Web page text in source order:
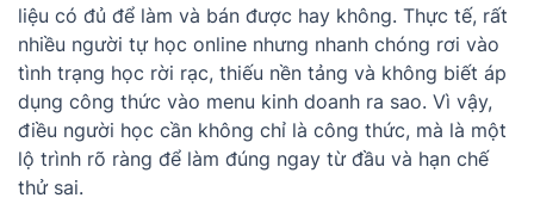
liệu có đủ để làm và bán được hay không. Thực tế, rất
nhiều người tự học online nhưng nhanh chóng rơi vào
tình trạng học rời rạc, thiếu nền tảng và không biết áp
dụng công thức vào menu kinh doanh ra sao. Vì vậy,
điều người học cần không chỉ là công thức, mà là một
lộ trình rõ ràng để làm đúng ngay từ đầu và hạn chế
thử sai.